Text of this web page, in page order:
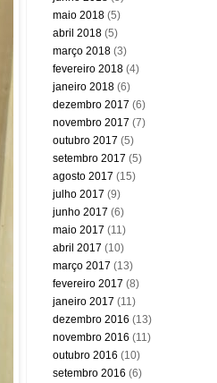
maio 2018 (5)
abril 2018 (5)
março 2018 (3)
fevereiro 2018 (4)
janeiro 2018 (6)
dezembro 2017 (6)
novembro 2017 (7)
outubro 2017 (5)
setembro 2017 (5)
agosto 2017 (15)
julho 2017 (9)
junho 2017 (6)
maio 2017 (11)
abril 2017 (10)
março 2017 (13)
fevereiro 2017 (8)
janeiro 2017 (11)
dezembro 2016 (13)
novembro 2016 (11)
outubro 2016 (10)
setembro 2016 (6)